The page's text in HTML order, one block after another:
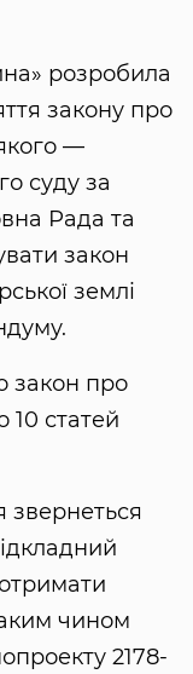
розробила
закону про
—
суду за
Рада та
закон
землі
закон про
10 статей
звернеться
чином
2178-